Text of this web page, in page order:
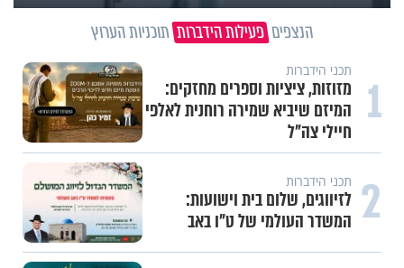
הנצפים פעילות הידברות תוכניות הערוץ
1 תכני הידברות
מזוזות, ציציות וספרים מחזקים:
המיזם שיביא שמירה רוחנית לאלפי
חיילי צה"ל
2 תכני הידברות
לזיווגים, שלום בית וישועות:
המשדר העולמי של ט"ו באב